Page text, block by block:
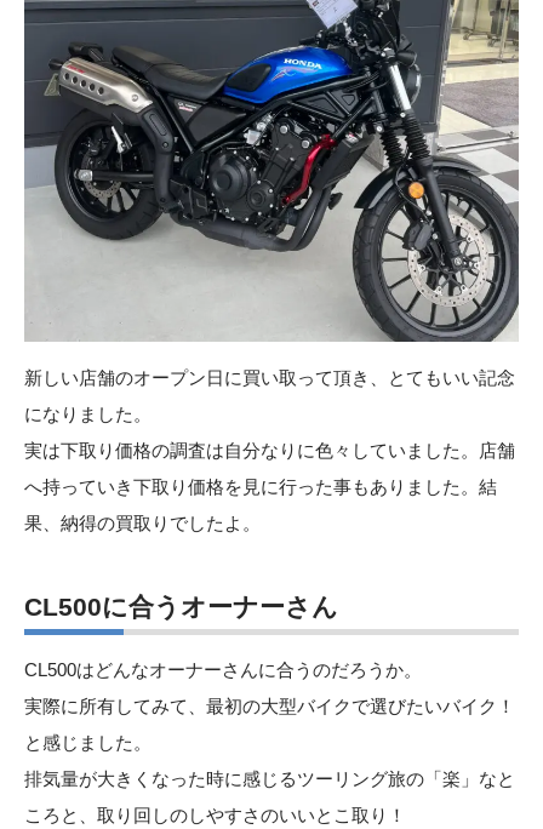
新しい店舗のオープン日に買い取って頂き、とてもいい記念
になりました。
実は下取り価格の調査は自分なりに色々していました。店舗
へ持っていき下取り価格を見に行った事もありました。結
果、納得の買取りでしたよ。
CL500に合うオーナーさん
CL500はどんなオーナーさんに合うのだろうか。
実際に所有してみて、最初の大型バイクで選びたいバイク！
と感じました。
排気量が大きくなった時に感じるツーリング旅の「楽」なと
ころと、取り回しのしやすさのいいとこ取り！